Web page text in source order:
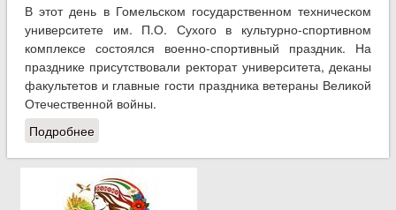
В этот день в Гомельском государственном техническом
университете им. П.О. Сухого в культурно-спортивном
комплексе состоялся военно-спортивный праздник. На
празднике присутствовали ректорат университета, деканы
факультетов и главные гости праздника ветераны Великой
Отечественной войны.
Подробнеео В ГГТУ им. П.О. Сухого прошел военно-
спортивный праздник